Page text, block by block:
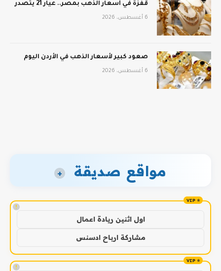
قفزة في أسعار الذهب بمصر.. عيار 21 يتصدر
6 أغسطس، 2026
صعود كبير لأسعار الذهب في الأردن اليوم
6 أغسطس، 2026
مواقع صديقة +
!
اول اثنين ريادة اعمال
مشاركة ارباح ادسنس
!